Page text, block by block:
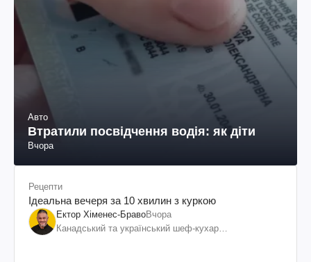
Авто
Втратили посвідчення водія: як діти
Вчора
Рецепти
Ідеальна вечеря за 10 хвилин з куркою
Ектор Хіменес-БравоВчора
Канадський та український шеф-кухар